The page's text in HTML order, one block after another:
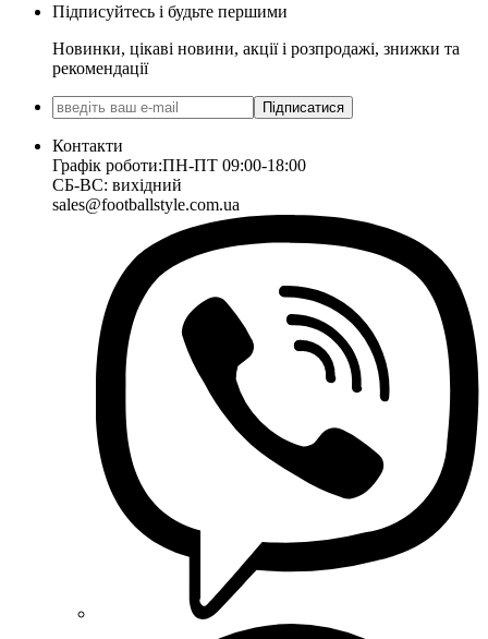
Підписуйтесь і будьте першими
Новинки, цікаві новини, акції і розпродажі, знижки та
рекомендації
Підписатися
Контакти
Графік роботи:ПН-ПТ 09:00-18:00
СБ-ВС: вихідний
sales@footballstyle.com.ua